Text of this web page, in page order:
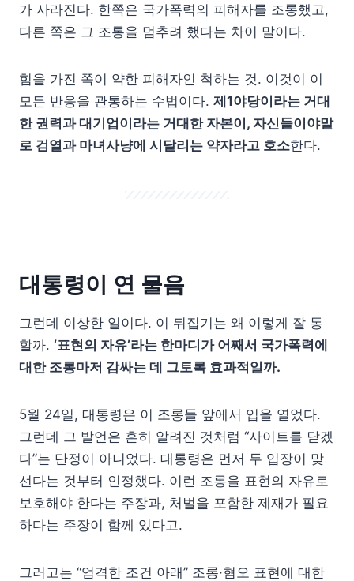
가 사라진다. 한쪽은 국가폭력의 피해자를 조롱했고,
다른 쪽은 그 조롱을 멈추려 했다는 차이 말이다.
힘을 가진 쪽이 약한 피해자인 척하는 것. 이것이 이
모든 반응을 관통하는 수법이다. 제1야당이라는 거대
한 권력과 대기업이라는 거대한 자본이, 자신들이야말
로 검열과 마녀사냥에 시달리는 약자라고 호소한다.
대통령이 연 물음
그런데 이상한 일이다. 이 뒤집기는 왜 이렇게 잘 통
할까. ‘표현의 자유’라는 한마디가 어째서 국가폭력에
대한 조롱마저 감싸는 데 그토록 효과적일까.
5월 24일, 대통령은 이 조롱들 앞에서 입을 열었다.
그런데 그 발언은 흔히 알려진 것처럼 “사이트를 닫겠
다”는 단정이 아니었다. 대통령은 먼저 두 입장이 맞
선다는 것부터 인정했다. 이런 조롱을 표현의 자유로
보호해야 한다는 주장과, 처벌을 포함한 제재가 필요
하다는 주장이 함께 있다고.
그러고는 “엄격한 조건 아래” 조롱·혐오 표현에 대한